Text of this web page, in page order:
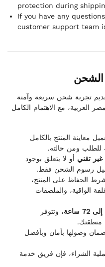
protection during
If you have any
customer support team
تجربة شحن سريعة وآمنة
العربية، مع الاهتمام الكامل
معاينة المنتج بالكامل
للطلب ومن حالته.
غير تقني أو لا يتعلق بوجود
رسوم الشحن فقط.
الحفاظ على المنتج،
الواقية، والملصقات
، وتتوفر
منطقتك.
وصولها بأمان وبأفضل
الشراء، فإن فريق خدمة